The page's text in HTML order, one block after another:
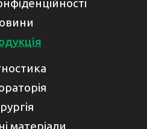
матеріали